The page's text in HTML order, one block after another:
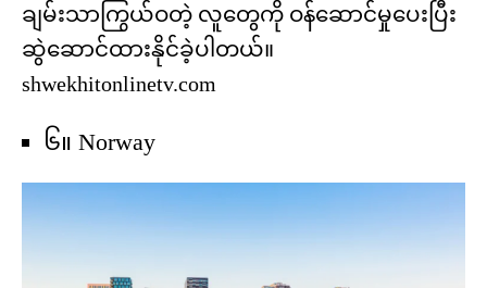
ချမ်းသာကြွယ်ဝတဲ့ လူတွေကို ဝန်ဆောင်မှုပေးပြီး
ဆွဲဆောင်ထားနိုင်ခဲ့ပါတယ်။
shwekhitonlinetv.com
၆။ Norway